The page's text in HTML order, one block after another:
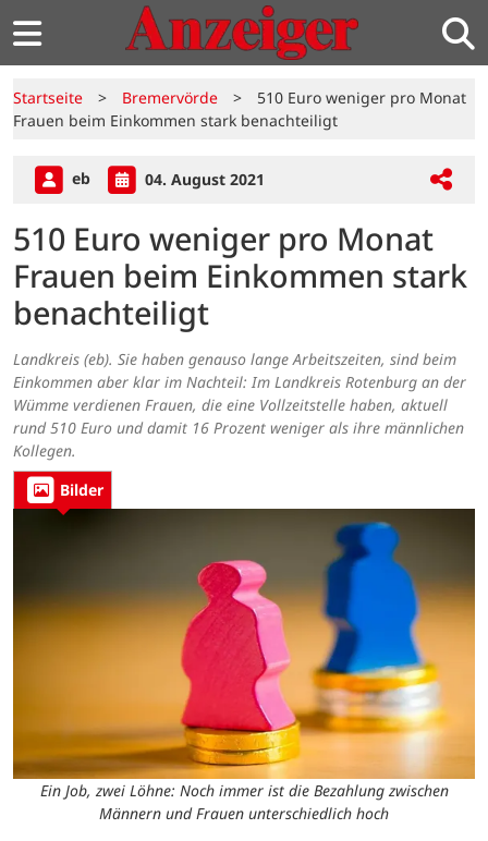
Startseite > Bremervörde >
510 Euro weniger pro Monat
Frauen beim Einkommen stark benachteiligt
eb 04. August 2021
510 Euro weniger pro Monat
Frauen beim Einkommen stark
benachteiligt
Landkreis (eb). Sie haben genauso lange Arbeitszeiten, sind beim
Einkommen aber klar im Nachteil: Im Landkreis Rotenburg an der
Wümme verdienen Frauen, die eine Vollzeitstelle haben, aktuell
rund 510 Euro und damit 16 Prozent weniger als ihre männlichen
Kollegen.
Bilder
Ein Job, zwei Löhne: Noch immer ist die Bezahlung zwischen
Männern und Frauen unterschiedlich hoch